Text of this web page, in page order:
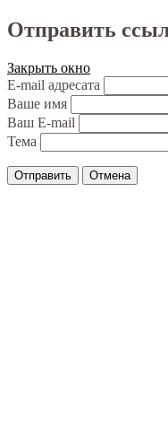
Отправить
Закрыть окно
E-mail адресата
Ваше имя
Ваш E-mail
Тема
Отправить Отмена